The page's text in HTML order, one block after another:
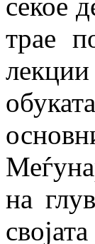
секое
трае
на